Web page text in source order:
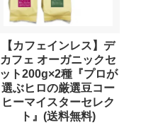
【カフェインレス】デ
カフェ オーガニックセ
ット200g×2種『プロが
選ぶヒロの厳選豆コー
ヒーマイスターセレク
ト』(送料無料)